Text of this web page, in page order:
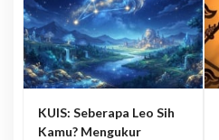
KUIS: Seberapa Leo Sih
Kamu? Mengukur